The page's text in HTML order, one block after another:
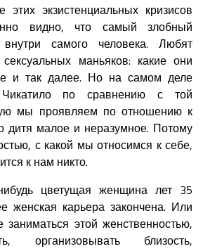
этих экзистенциальных кризисов
видно, что самый злобный
самого человека. Любят
маньяков: какие они
и так далее. Но на самом деле
по сравнению с той
мы проявляем по отношению к
дитя малое и неразумное. Потому
с какой мы относимся к себе,
к нам никто.
цветущая женщина лет 35
женская карьера закончена. Или
этой женственностью,
организовывать близость,